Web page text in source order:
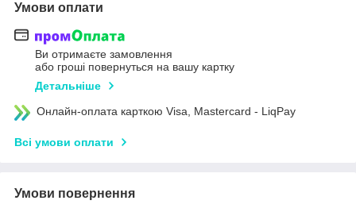
Умови оплати
Ви отримаєте замовлення
або гроші повернуться на вашу картку
Детальніше
Онлайн-оплата карткою Visa, Mastercard - LiqPay
Всі умови оплати
Умови повернення